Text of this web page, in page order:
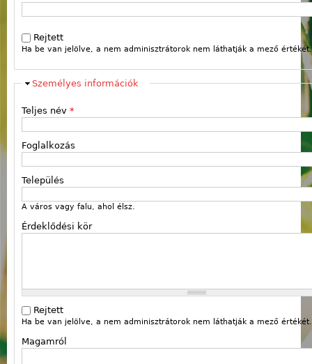
Rejtett
Ha be van jelölve, a nem adminisztrátorok nem láthatják a mező értékét.
Elrejt
Személyes információk
Teljes név *
Foglalkozás
Település
A város vagy falu, ahol élsz.
Érdeklődési kör
Rejtett
Ha be van jelölve, a nem adminisztrátorok nem láthatják a mező értékét.
Magamról